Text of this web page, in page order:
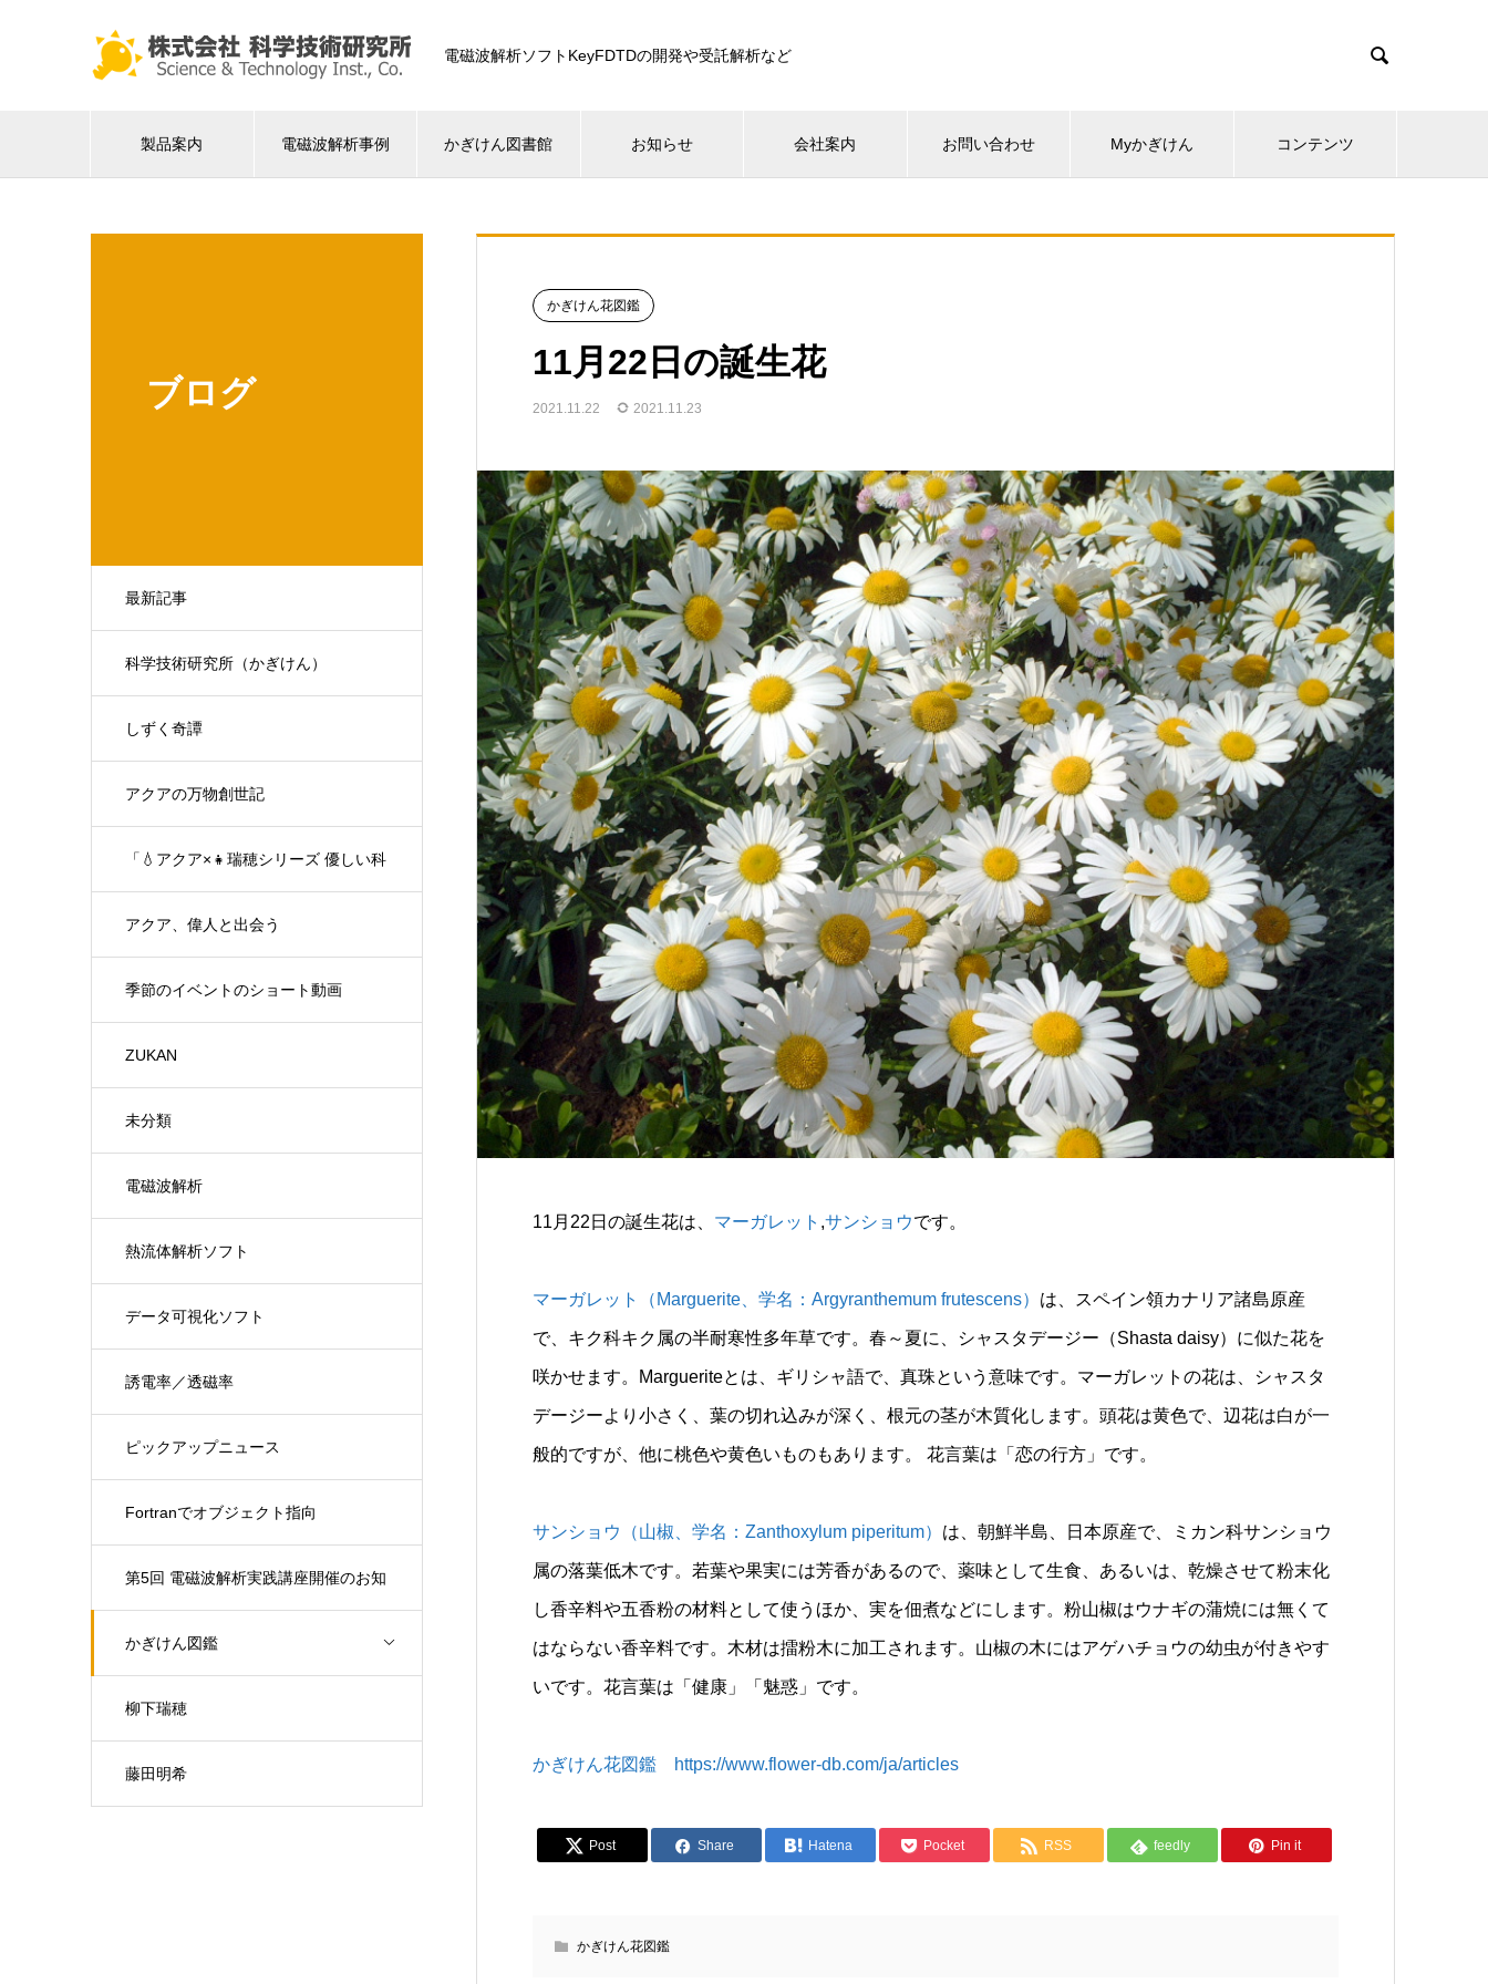
電磁波解析ソフトKeyFDTDの開発や受託解析など 
製品案内 電磁波解析事例 かぎけん図書館 お知らせ 会社案内 お問い合わせ Myかぎけん コンテンツ
ブログ
最新記事
科学技術研究所（かぎけん）
しずく奇譚
アクアの万物創世記
「💧アクア×👧瑞穂シリーズ 優しい科
学の対話」
アクア、偉人と出会う
季節のイベントのショート動画
ZUKAN
未分類
電磁波解析
熱流体解析ソフト
データ可視化ソフト
誘電率／透磁率
ピックアップニュース
Fortranでオブジェクト指向
第5回 電磁波解析実践講座開催のお知
らせ（開催日：9月30日)
かぎけん図鑑
柳下瑞穂
藤田明希
かぎけん花図鑑
11月22日の誕生花
2021.11.22 2021.11.23
11月22日の誕生花は、 マーガレット ,サンショウです。
マーガレット（Marguerite、学名：Argyranthemum frutescens） は、スペイン領カナリア諸島原産
で、キク科キク属の半耐寒性多年草です。春～夏に、シャスタデージー（Shasta daisy）に似た花を
咲かせます。Margueriteとは、ギリシャ語で、真珠という意味です。マーガレットの花は、シャスタ
デージーより小さく、葉の切れ込みが深く、根元の茎が木質化します。頭花は黄色で、辺花は白が一
般的ですが、他に桃色や黄色いものもあります。 花言葉は「恋の行方」です。
サンショウ（山椒、学名：Zanthoxylum piperitum） は、朝鮮半島、日本原産で、ミカン科サンショウ
属の落葉低木です。若葉や果実には芳香があるので、薬味として生食、あるいは、乾燥させて粉末化
し香辛料や五香粉の材料として使うほか、実を佃煮などにします。粉山椒はウナギの蒲焼には無くて
はならない香辛料です。木材は擂粉木に加工されます。山椒の木にはアゲハチョウの幼虫が付きやす
いです。花言葉は「健康」「魅惑」です。
かぎけん花図鑑 https://www.flower-db.com/ja/articles
Post Share Hatena Pocket RSS feedly Pin it
かぎけん花図鑑